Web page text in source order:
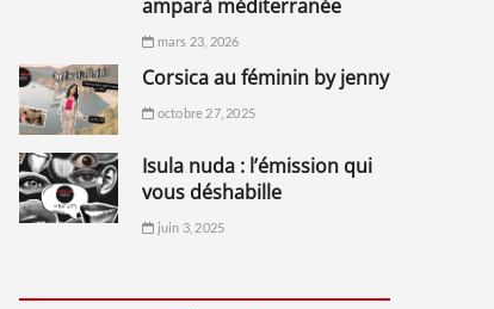
amparà méditerranée
mars 23, 2026
corsica au féminin by jenny
octobre 27, 2025
isula nuda : l’émission qui
vous déshabille
juin 3, 2025